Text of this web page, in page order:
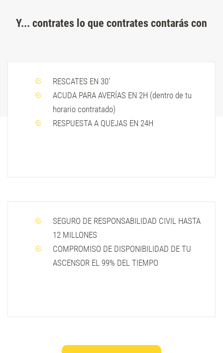
Y... contrates lo que contrates contarás con
RESCATES EN 30'
ACUDA PARA AVERÍAS EN 2H (dentro de tu
horario contratado)
RESPUESTA A QUEJAS EN 24H
SEGURO DE RESPONSABILIDAD CIVIL HASTA
12 MILLONES
COMPROMISO DE DISPONIBILIDAD DE TU
ASCENSOR EL 99% DEL TIEMPO